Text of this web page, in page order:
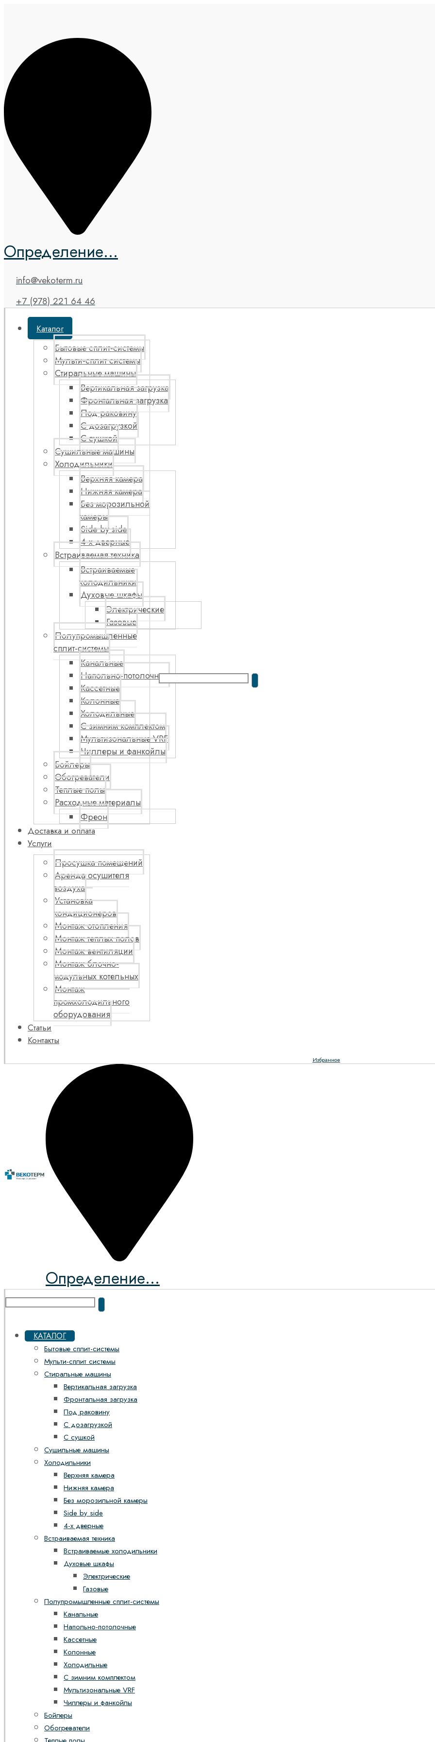
Определение...
info@vekoterm.ru
+7 (978) 221 64 46
Каталог
Бытовые сплит-системы
Мульти-сплит системы
Стиральные машины
Вертикальная загрузка
Фронтальная загрузка
Под раковину
С дозагрузкой
С сушкой
Сушильные машины
Холодильники
Верхняя камера
Нижняя камера
Без морозильной
камеры
Side by side
4-х дверные
Встраиваемая техника
Встраиваемые
холодильники
Духовые шкафы
Электрические
Газовые
Полупромышленные
сплит-системы
Канальные
Напольно-потолочные
Кассетные
Колонные
Холодильные
С зимним комплектом
Мультизональные VRF
Чиллеры и фанкойлы
Бойлеры
Обогреватели
Теплые полы
Расходные материалы
Фреон
Доставка и оплата
Услуги
Просушка помещений
Аренда осушителя
воздуха
Установка
кондиционеров
Монтаж отопления
Монтаж теплых полов
Монтаж вентиляции
Монтаж блочно-
модульных котельных
Монтаж
промхолодильного
оборудования
Статьи
Контакты
Избранное
Определение...
КАТАЛОГ
Бытовые сплит-системы
Мульти-сплит системы
Стиральные машины
Вертикальная загрузка
Фронтальная загрузка
Под раковину
С дозагрузкой
С сушкой
Сушильные машины
Холодильники
Верхняя камера
Нижняя камера
Без морозильной камеры
Side by side
4-х дверные
Встраиваемая техника
Встраиваемые холодильники
Духовые шкафы
Электрические
Газовые
Полупромышленные сплит-системы
Канальные
Напольно-потолочные
Кассетные
Колонные
Холодильные
С зимним комплектом
Мультизональные VRF
Чиллеры и фанкойлы
Бойлеры
Обогреватели